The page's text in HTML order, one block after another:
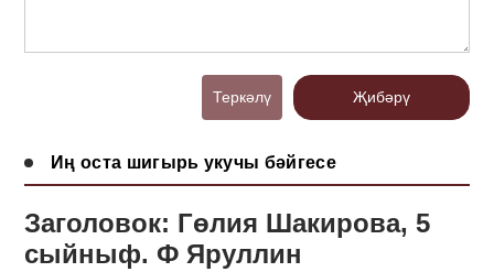
Теркәлү Җибәрү
Иң оста шигырь укучы бәйгесе
Заголовок: Гөлия Шакирова, 5
сыйныф. Ф Яруллин